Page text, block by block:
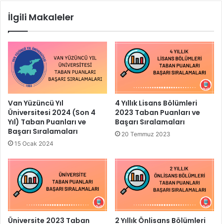
İlgili Makaleler
Van Yüzüncü Yıl
Üniversitesi 2024 (Son 4
Yıl) Taban Puanları ve
Başarı Sıralamaları
15 Ocak 2024
4 Yıllık Lisans Bölümleri
2023 Taban Puanları ve
Başarı Sıralamaları
20 Temmuz 2023
Üniversite 2023 Taban
2 Yıllık Önlisans Bölümleri